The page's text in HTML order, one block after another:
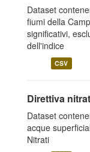
Dataset
fiumi della
significativi,
dell'indice
CSV
Direttiva
Dataset
acque
Nitrati